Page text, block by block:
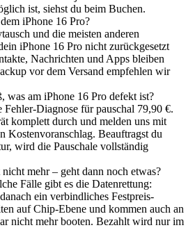
ist, siehst du beim Buchen.
iPhone 16 Pro?
und die meisten anderen
iPhone 16 Pro nicht zurückgesetzt
Nachrichten und Apps bleiben
vor dem Versand empfehlen wir
was am iPhone 16 Pro defekt ist?
Fehler-Diagnose für pauschal 79,90 €.
komplett durch und melden uns mit
Kostenvoranschlag. Beauftragst du
wird die Pauschale vollständig
mehr – geht dann noch etwas?
Fälle gibt es die Datenrettung:
ein verbindliches Festpreis-
auf Chip-Ebene und kommen auch an
nicht mehr booten. Bezahlt wird nur im